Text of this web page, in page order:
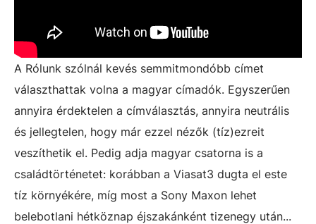
A Rólunk szólnál kevés semmitmondóbb címet
választhattak volna a magyar címadók. Egyszerűen
annyira érdektelen a címválasztás, annyira neutrális
és jellegtelen, hogy már ezzel nézők (tíz)ezreit
veszíthetik el. Pedig adja magyar csatorna is a
családtörténetet: korábban a Viasat3 dugta el este
tíz környékére, míg most a Sony Maxon lehet
belebotlani hétköznap éjszakánként tizenegy után...